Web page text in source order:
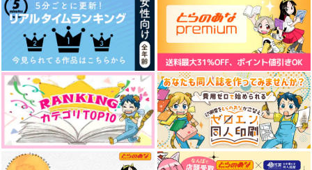
787円 （税込）
ノイマン×ナタル
サンプル
作品詳細
787 （税込）
ハインライン×ノイマン
サンプル
作品詳細
628円 （税込）
ノイマン×ナタル
サンプル
作品詳細
ながされて藍蘭島 44
スクウェア・エニック
ス
590円（税込）
サンプル
異世界チート魔術
師 20
KADOKAWA
836円（税込）
サンプル
カグラバチ 11
集英社
572円（税込）
サンプル